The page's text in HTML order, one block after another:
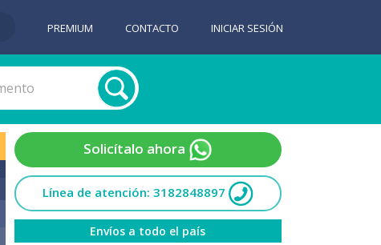
PREMIUM CONTACTO INICIAR SESIÓN
Solicítalo ahora
Línea de atención: 3182848897
Envíos a todo el país